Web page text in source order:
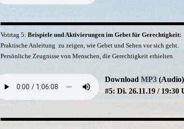
Votrtag 5: Beispiele und Aktivierungen im Gebet für Gerechtigkeit:
Praktische Anleitung zu zeigen, wie Gebet und Sehen vor sich geht.
Persönliche Zeugnisse von Menschen, die Gerechtigkeit erhielten.
Download MP3(Audio)
#5: Di. 26.11.19 / 19:30